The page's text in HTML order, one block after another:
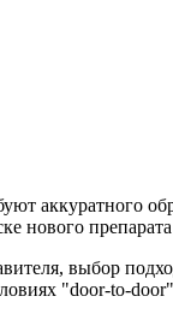
аккуратного
нового
выбор
"door-to-